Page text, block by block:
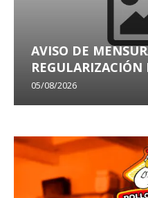
AVISO DE
REGULARIZACIÓN
05/08/2026